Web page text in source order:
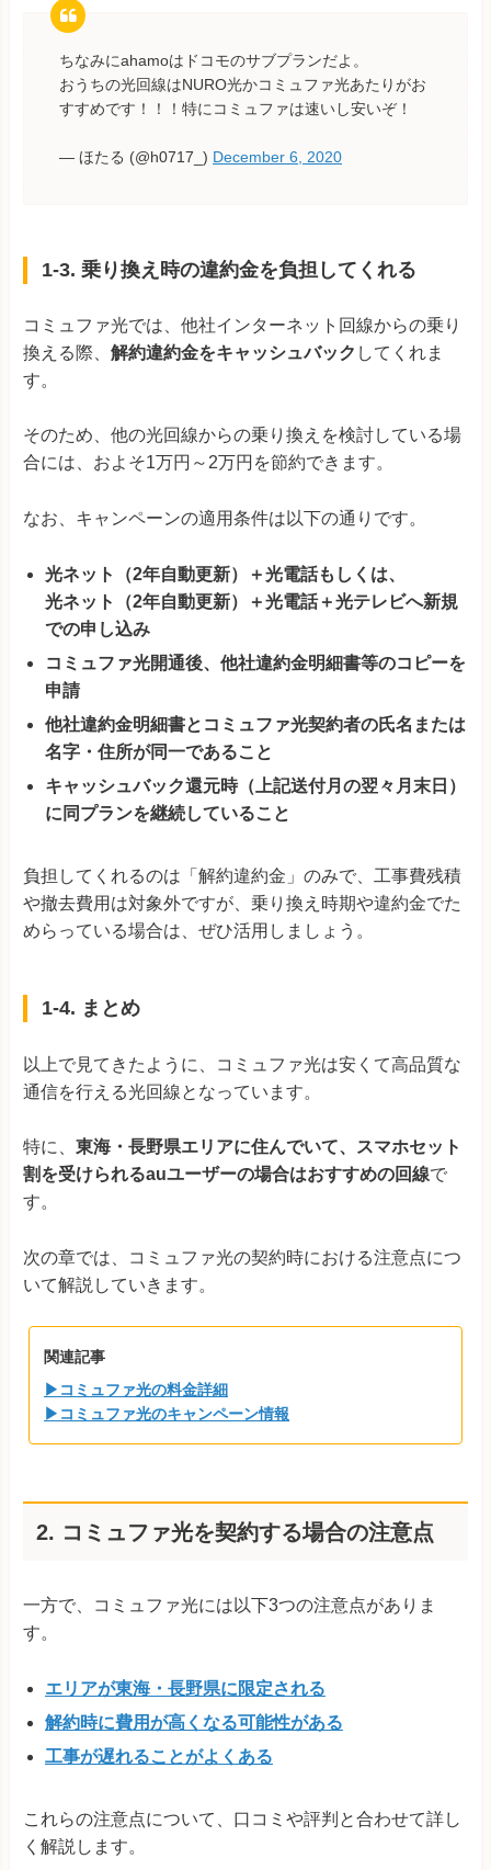
ちなみにahamoはドコモのサブプランだよ。
おうちの光回線はNURO光かコミュファ光あたりがお
すすめです！！！特にコミュファは速いし安いぞ！
— ほたる (@h0717_) December 6, 2020
1-3. 乗り換え時の違約金を負担してくれる
コミュファ光では、他社インターネット回線からの乗り
換える際、 解約違約金をキャッシュバック してくれま
す。
そのため、他の光回線からの乗り換えを検討している場
合には、およそ1万円～2万円を節約できます。
なお、キャンペーンの適用条件は以下の通りです。
光ネット（2年自動更新）＋光電話もしくは、
光ネット（2年自動更新）＋光電話＋光テレビへ新規
での申し込み
コミュファ光開通後、他社違約金明細書等のコピーを
申請
他社違約金明細書とコミュファ光契約者の氏名または
名字・住所が同一であること
キャッシュバック還元時（上記送付月の翌々月末日）
に同プランを継続していること
負担してくれるのは「解約違約金」のみで、工事費残積
や撤去費用は対象外ですが、乗り換え時期や違約金でた
めらっている場合は、ぜひ活用しましょう。
1-4. まとめ
以上で見てきたように、コミュファ光は安くて高品質な
通信を行える光回線となっています。
特に、 東海・長野県エリアに住んでいて、スマホセット
割を受けられるauユーザーの場合はおすすめの回線で
す。
次の章では、コミュファ光の契約時における注意点につ
いて解説していきます。
関連記事
▶コミュファ光の料金詳細
▶コミュファ光のキャンペーン情報
2. コミュファ光を契約する場合の注意点
一方で、コミュファ光には以下3つの注意点がありま
す。
エリアが東海・長野県に限定される
解約時に費用が高くなる可能性がある
工事が遅れることがよくある
これらの注意点について、口コミや評判と合わせて詳し
く解説します。